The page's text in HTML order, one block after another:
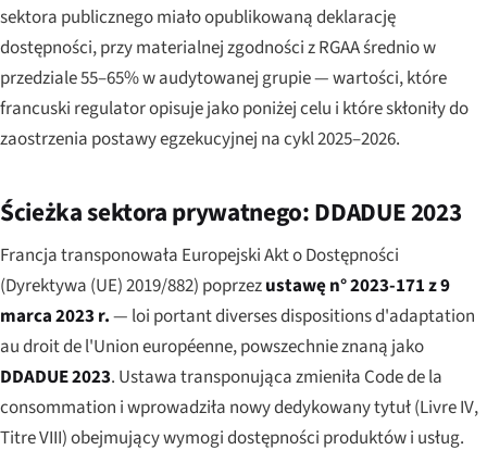
sektora publicznego miało opublikowaną deklarację
dostępności, przy materialnej zgodności z RGAA średnio w
przedziale 55–65% w audytowanej grupie — wartości, które
francuski regulator opisuje jako poniżej celu i które skłoniły do
zaostrzenia postawy egzekucyjnej na cykl 2025–2026.
Ścieżka sektora prywatnego: DDADUE 2023
Francja transponowała Europejski Akt o Dostępności
(Dyrektywa (UE) 2019/882) poprzezustawę n° 2023-171 z 9
marca 2023 r.— loi portant diverses dispositions d'adaptation
au droit de l'Union européenne, powszechnie znaną jako
DDADUE 2023. Ustawa transponująca zmieniła Code de la
consommation i wprowadziła nowy dedykowany tytuł (Livre IV,
Titre VIII) obejmujący wymogi dostępności produktów i usług.